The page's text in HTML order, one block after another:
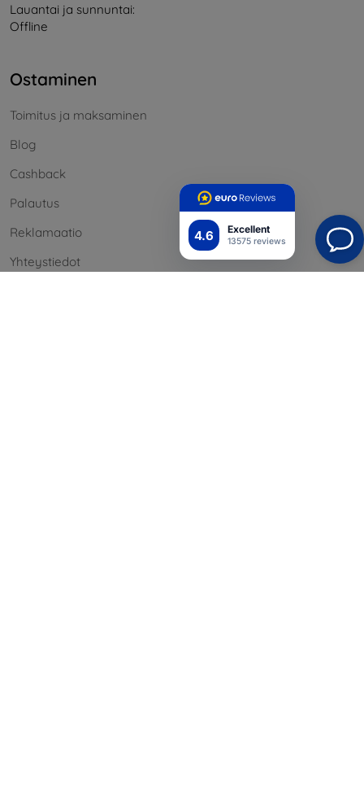
4.6 Excellent
13575 reviews
Lauantai ja sunnuntai:
Offline
Ostaminen
Toimitus ja maksaminen
Blog
Cashback
Palautus
Reklamaatio
Yhteystiedot